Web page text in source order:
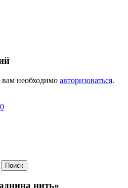
необходимо авторизоваться.
нить»